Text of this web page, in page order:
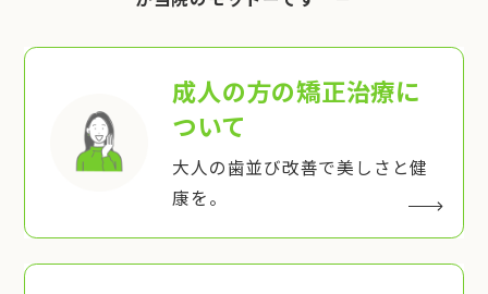
成人の方の矯正治療に
ついて
大人の歯並び改善で美しさと健
康を。